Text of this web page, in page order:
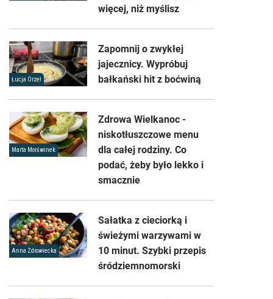
więcej, niż myślisz
Łucja Orzeł
Zapomnij o zwykłej
jajecznicy. Wypróbuj
bałkański hit z boćwiną
Marta Morświnek
Zdrowa Wielkanoc -
niskotłuszczowe menu
dla całej rodziny. Co
podać, żeby było lekko i
smacznie
Anna Zdrowiecka
Sałatka z cieciorką i
świeżymi warzywami w
10 minut. Szybki przepis
śródziemnomorski